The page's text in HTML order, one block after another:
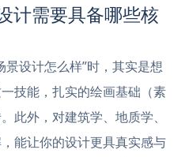
计需要具备哪些核
设计怎么样”时，其实是想
技能，扎实的绘画基础（素
此外，对建筑学、地质学、
能让你的设计更具真实感与